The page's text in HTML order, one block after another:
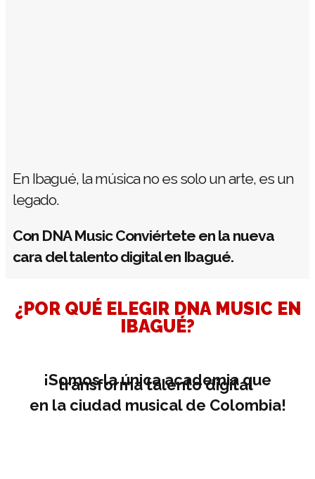
En Ibagué, la música no es solo un arte, es un
legado.
Con DNA Music Conviértete en la nueva
cara del talento digital en Ibagué.
¿POR QUÉ ELEGIR DNA MUSIC EN
IBAGUÉ?
¡Somos la única academia que
transforma talento digital
en la ciudad musical de Colombia!